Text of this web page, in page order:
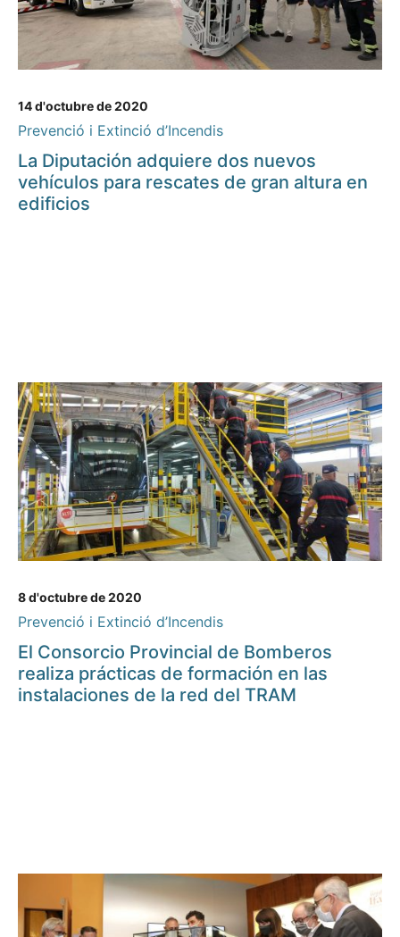
14 d'octubre de 2020
Prevenció i Extinció d’Incendis
La Diputación adquiere dos nuevos
vehículos para rescates de gran altura en
edificios
8 d'octubre de 2020
Prevenció i Extinció d’Incendis
El Consorcio Provincial de Bomberos
realiza prácticas de formación en las
instalaciones de la red del TRAM